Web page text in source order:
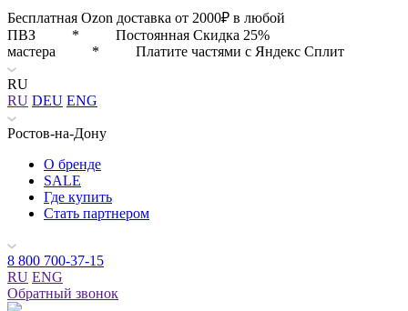
Бесплатная Ozon доставка от 2000₽ в любой
ПВЗ * Постоянная Скидка 25%
мастера * Платите частями с Яндекс Сплит
RU
RU DEU ENG
Ростов-на-Дону
О бренде
SALE
Где купить
Стать партнером
8 800 700-37-15
RU ENG
Обратный звонок